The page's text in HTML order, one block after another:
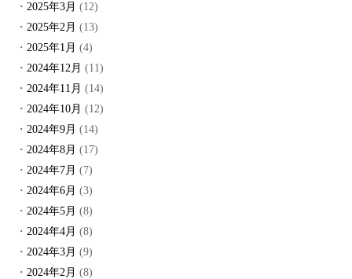
2025年3月 (12)
2025年2月 (13)
2025年1月 (4)
2024年12月 (11)
2024年11月 (14)
2024年10月 (12)
2024年9月 (14)
2024年8月 (17)
2024年7月 (7)
2024年6月 (3)
2024年5月 (8)
2024年4月 (8)
2024年3月 (9)
2024年2月 (8)